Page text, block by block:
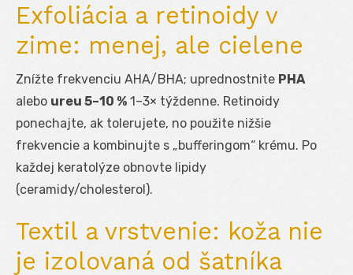
Exfoliácia a retinoidy v
zime: menej, ale cielene
Znížte frekvenciu AHA/BHA; uprednostnite PHA
alebo ureu 5–10 % 1–3× týždenne. Retinoidy
ponechajte, ak tolerujete, no použite nižšie
frekvencie a kombinujte s „bufferingom“ krému. Po
každej keratolýze obnovte lipidy
(ceramidy/cholesterol).
Textil a vrstvenie: koža nie
je izolovaná od šatníka